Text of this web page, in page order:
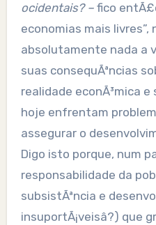
ocidentais? –fico
economias mais livres”,
absolutamente nada a
suas consequÃªncias
realidade econÃ³mica
hoje enfrentam
assegurar o
Digo isto porque, num
responsabilidade da
subsistÃªncia e
insuportÃ¡veisâ?) que